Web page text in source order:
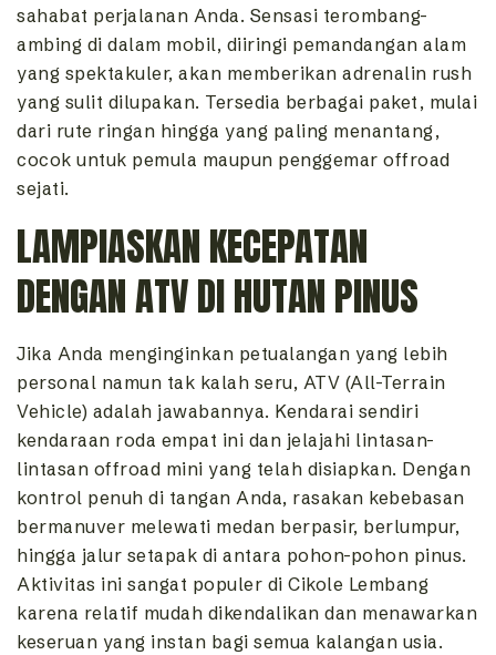
sahabat perjalanan Anda. Sensasi terombang-
ambing di dalam mobil, diiringi pemandangan alam
yang spektakuler, akan memberikan adrenalin rush
yang sulit dilupakan. Tersedia berbagai paket, mulai
dari rute ringan hingga yang paling menantang,
cocok untuk pemula maupun penggemar offroad
sejati.
LAMPIASKAN KECEPATAN
DENGAN ATV DI HUTAN PINUS
Jika Anda menginginkan petualangan yang lebih
personal namun tak kalah seru, ATV (All-Terrain
Vehicle) adalah jawabannya. Kendarai sendiri
kendaraan roda empat ini dan jelajahi lintasan-
lintasan offroad mini yang telah disiapkan. Dengan
kontrol penuh di tangan Anda, rasakan kebebasan
bermanuver melewati medan berpasir, berlumpur,
hingga jalur setapak di antara pohon-pohon pinus.
Aktivitas ini sangat populer di Cikole Lembang
karena relatif mudah dikendalikan dan menawarkan
keseruan yang instan bagi semua kalangan usia.